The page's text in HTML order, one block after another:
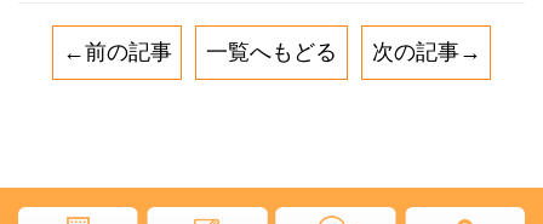
←前の記事 一覧へもどる 次の記事→